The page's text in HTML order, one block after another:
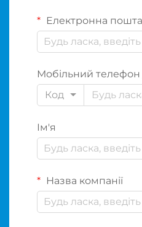
Електронна пошта
Мобільний
Код
Ім'я
Назва компанії